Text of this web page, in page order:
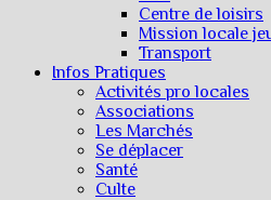
Centre de loisirs
Mission locale
Transport
Infos Pratiques
Activités pro locales
Associations
Les Marchés
Se déplacer
Santé
Culte